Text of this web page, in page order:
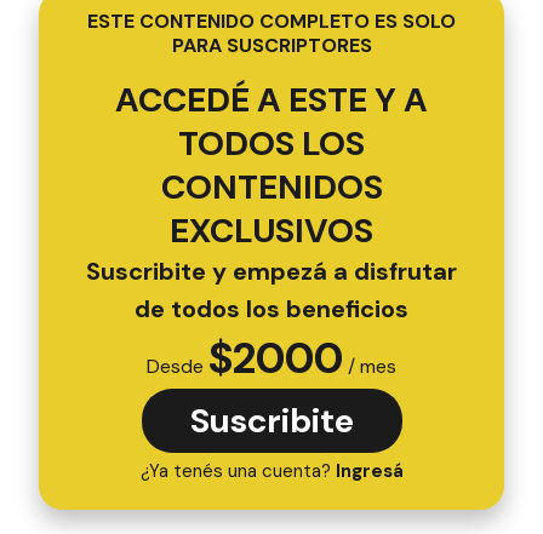
ESTE CONTENIDO COMPLETO ES SOLO
PARA SUSCRIPTORES
ACCEDÉ A ESTE Y A
TODOS LOS
CONTENIDOS
EXCLUSIVOS
Suscribite y empezá a disfrutar
de todos los beneficios
Desde $2000 / mes
Suscribite
¿Ya tenés una cuenta? Ingresá